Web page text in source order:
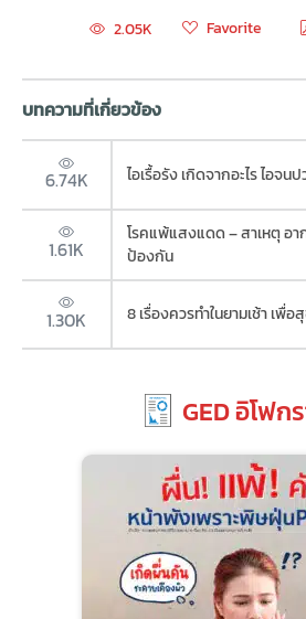
2.05K Favorite
บทความที่เกี่ยวข้อง
6.74K ไอเรื้อรัง เกิดจากอะไร ไอจน
1.61K
โรคแพ้แสงแดด – สาเหตุ อา
ป้องกัน
1.30K 8 เรื่องควรทำในยามเช้า เพื่
GED อิโฟก